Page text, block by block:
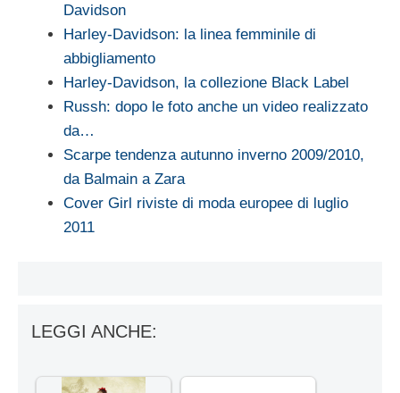
Davidson
Harley-Davidson: la linea femminile di
abbigliamento
Harley-Davidson, la collezione Black Label
Russh: dopo le foto anche un video realizzato
da…
Scarpe tendenza autunno inverno 2009/2010,
da Balmain a Zara
Cover Girl riviste di moda europee di luglio
2011
LEGGI ANCHE: